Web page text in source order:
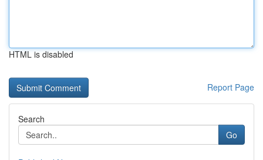
HTML is disabled
Report Page
Search
Go